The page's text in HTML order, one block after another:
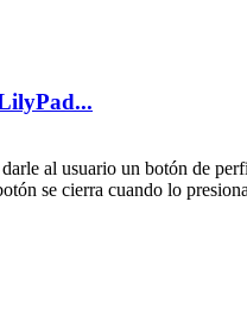
darle al usuario un botón de
se cierra cuando lo